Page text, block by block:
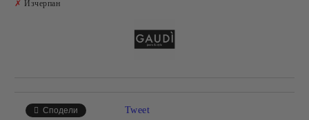
✗ Изчерпан
Сподели Tweet